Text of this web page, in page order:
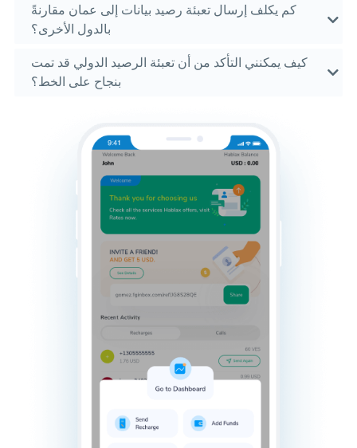
كم يكلف إرسال تعبئة رصيد بيانات إلى عمان مقارنةً
بالدول الأخرى؟
كيف يمكنني التأكد من أن تعبئة الرصيد الدولي قد تمت
بنجاح على الخط؟